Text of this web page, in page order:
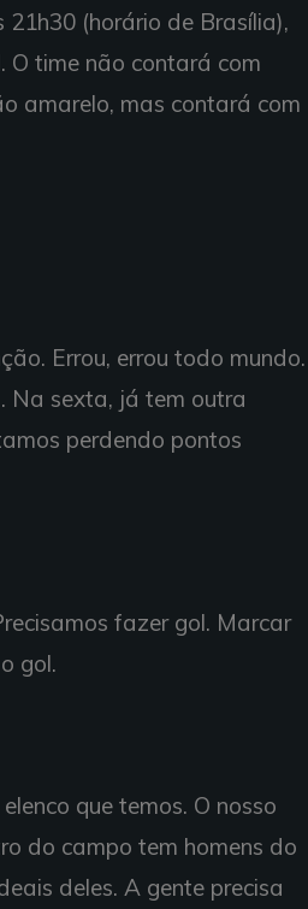
(horário de Brasília),
O time não contará com
amarelo, mas contará com
Errou, errou todo mundo.
Na sexta, já tem outra
perdendo pontos
fazer gol. Marcar
gol.
que temos. O nosso
do campo tem homens do
deles. A gente precisa